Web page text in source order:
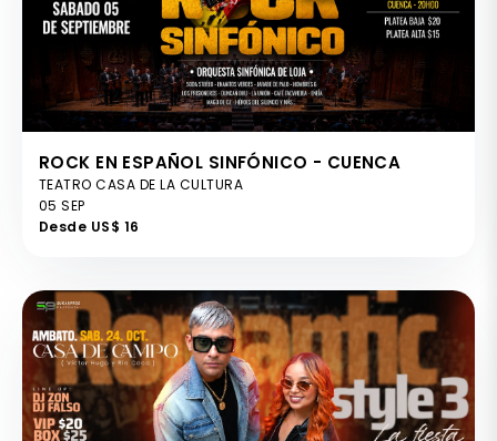
ROCK EN ESPAÑOL SINFÓNICO - CUENCA
TEATRO CASA DE LA CULTURA
05 SEP
Desde US$ 16